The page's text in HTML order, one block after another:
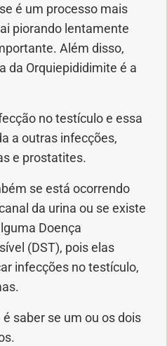
é um processo mais
piorando lentamente
Além disso,
da Orquiepididimite é a
no testículo e essa
a outras infecções,
e prostatites.
se está ocorrendo
da urina ou se existe
Doença
(DST), pois elas
infecções no testículo,
saber se um ou os dois